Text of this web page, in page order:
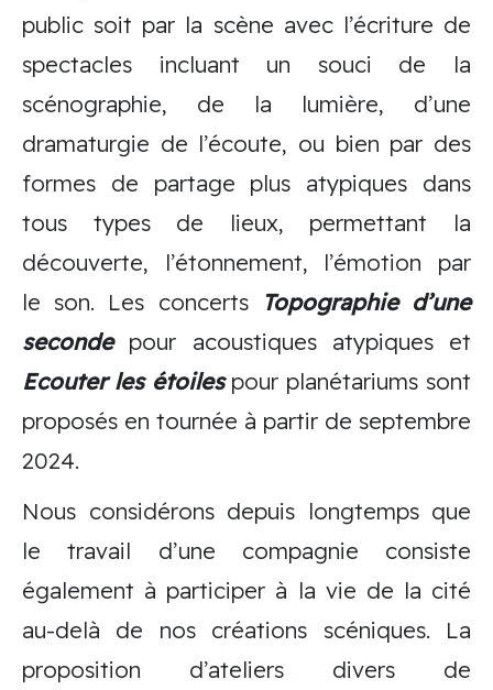
public soit par la scène avec l’écriture de
spectacles incluant un souci de la
scénographie, de la lumière, d’une
dramaturgie de l’écoute, ou bien par des
formes de partage plus atypiques dans
tous types de lieux, permettant la
découverte, l’étonnement, l’émotion par
le son. Les concerts Topographie d’une
secondepour acoustiques atypiques et
Ecouter les étoilespour planétariums sont
proposés en tournée à partir de septembre
2024.
Nous considérons depuis longtemps que
le travail d’une compagnie consiste
également à participer à la vie de la cité
au-delà de nos créations scéniques. La
proposition d’ateliers divers de